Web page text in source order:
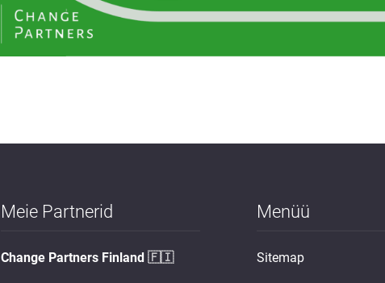
Meie Partnerid
Change Partners Finland 🇫🇮
Menüü
Sitemap